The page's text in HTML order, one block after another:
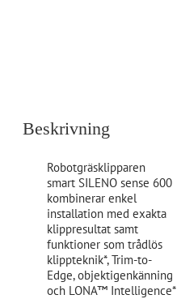
Beskrivning
Robotgräsklipparen
smart SILENO sense 600
kombinerar enkel
installation med exakta
klippresultat samt
funktioner som trådlös
klippteknik*, Trim-to-
Edge, objektigenkänning
och LONA™ Intelligence*